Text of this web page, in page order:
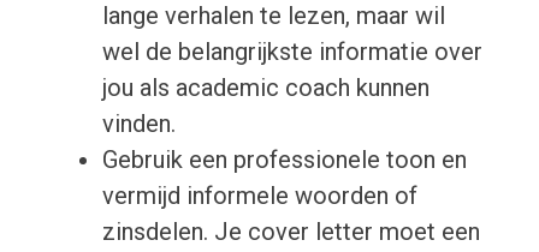
lange verhalen te lezen, maar wil
wel de belangrijkste informatie over
jou als academic coach kunnen
vinden.
Gebruik een professionele toon en
vermijd informele woorden of
zinsdelen. Je cover letter moet een